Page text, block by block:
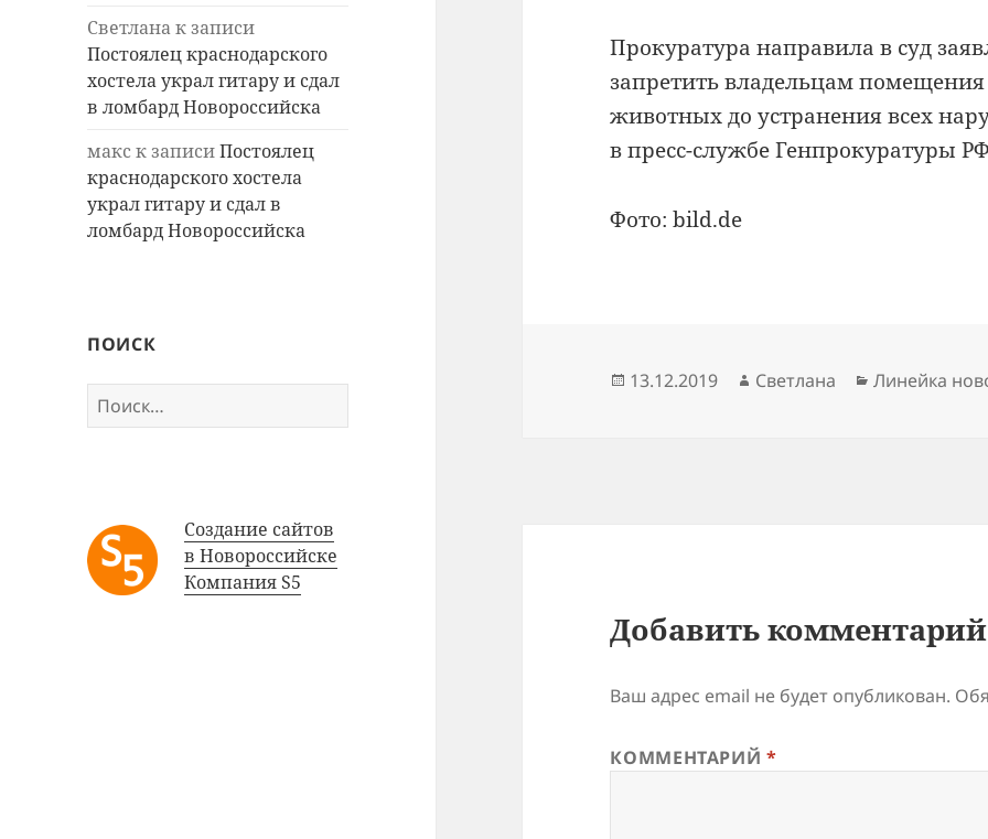
Светланак записи
Постоялец краснодарского
хостела украл гитару и сдал
в ломбард Новороссийска
макск записиПостоялец
краснодарского хостела
украл гитару и сдал в
ломбард Новороссийска
ПОИСК
Найти:
Создание сайтов
в Новороссийске
Компания S5
Прокуратура направила в суд
запретить владельцам
животных до устранения всех
в пресс-службе Генпрокуратуры
Фото: bild.de
Опубликовано
13.12.2019 Автор
Светлана Рубрики
Линейка
Добавить комментарий
Ваш адрес email не будет опубликован.
КОММЕНТАРИЙ*